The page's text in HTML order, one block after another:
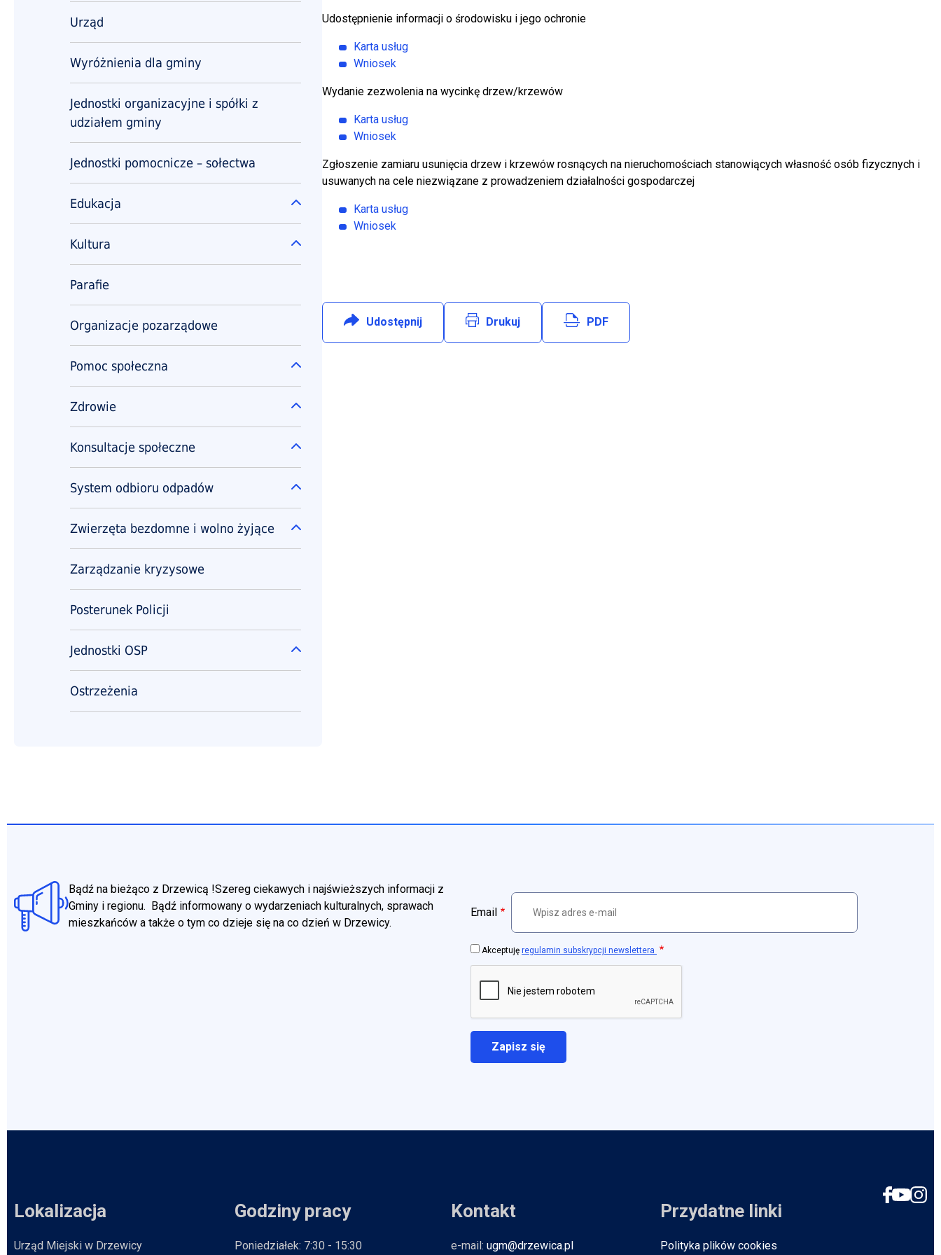
Urząd
Wyróżnienia dla gminy
Jednostki organizacyjne i spółki z
udziałem gminy
Jednostki pomocnicze – sołectwa
Edukacja Rozwiń menu Edukacja
Kultura Rozwiń
Parafie
Organizacje pozarządowe
Pomoc społeczna Rozwiń
Zdrowie Rozwiń
Konsultacje społeczne Rozwiń
System odbioru odpadów Rozwiń
Zwierzęta bezdomne i wolno żyjące Rozwiń
Zarządzanie kryzysowe
Posterunek Policji
Jednostki OSP Rozwiń
Ostrzeżenia
Udostępnienie informacji o środowisku i jego ochronie
Karta usług
Wniosek
Wydanie zezwolenia na wycinkę drzew/krzewów
Karta usług
Wniosek
Zgłoszenie zamiaru usunięcia drzew i krzewów rosnących na nieruchomościach stanowiących własność osób fizycznych i
usuwanych na cele niezwiązane z prowadzeniem działalności gospodarczej
Karta usług
Wniosek
Udostępnij: Facebook Drukuj
Will open in new tab
PDF
Bądź na bieżąco z Drzewicą !Szereg ciekawych i najświeższych informacji z
Gminy i regionu. Bądź informowany o wydarzeniach kulturalnych, sprawach
mieszkańców a także o tym co dzieje się na co dzień w Drzewicy.
Email
Akceptuję regulamin subskrypcji newslettera
Lokalizacja
Urząd Miejski w Drzewicy
Godziny pracy
Poniedziałek: 7:30 - 15:30
Kontakt
e-mail:ugm@drzewica.pl
Przydatne linki
Polityka plików cookies
Social